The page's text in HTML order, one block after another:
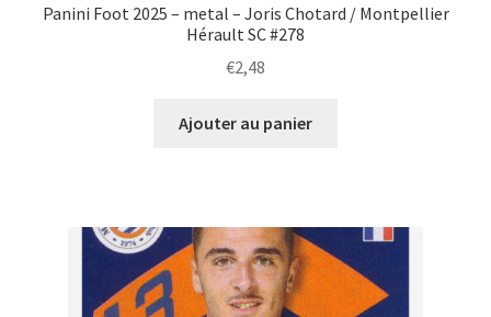
Panini Foot 2025 – metal – Joris Chotard / Montpellier
Hérault SC #278
€2,48
Ajouter au panier